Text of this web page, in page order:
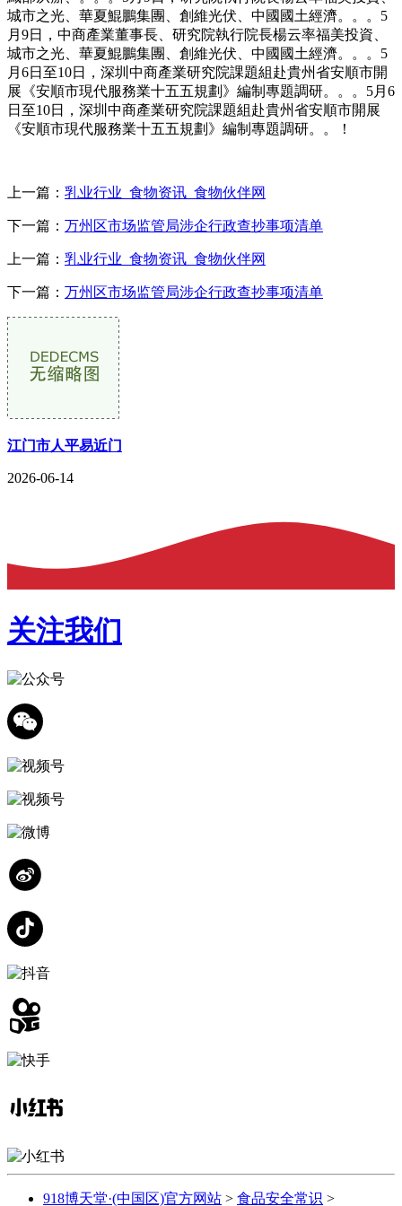
城市之光、華夏鯤鵬集團、創維光伏、中國國土經濟。。。5
月9日，中商產業董事長、研究院執行院長楊云率福美投資、
城市之光、華夏鯤鵬集團、創維光伏、中國國土經濟。。。5
月6日至10日，深圳中商產業研究院課題組赴貴州省安順市開
展《安順市現代服務業十五五規劃》編制專題調研。。。5月6
日至10日，深圳中商產業研究院課題組赴貴州省安順市開展
《安順市現代服務業十五五規劃》編制專題調研。。！
上一篇： 乳业行业_食物资讯_食物伙伴网
下一篇： 万州区市场监管局涉企行政查抄事项清单
上一篇： 乳业行业_食物资讯_食物伙伴网
下一篇： 万州区市场监管局涉企行政查抄事项清单
江门市人平易近门
2026-06-14
关注我们
918博天堂·(中国区)官方网站 > 食品安全常识 >